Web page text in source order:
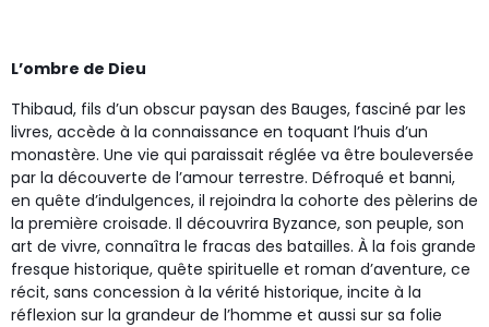
L’ombre de Dieu
Thibaud, fils d’un obscur paysan des Bauges, fasciné par les
livres, accède à la connaissance en toquant l’huis d’un
monastère. Une vie qui paraissait réglée va être bouleversée
par la découverte de l’amour terrestre. Défroqué et banni,
en quête d’indulgences, il rejoindra la cohorte des pèlerins de
la première croisade. Il découvrira Byzance, son peuple, son
art de vivre, connaîtra le fracas des batailles. À la fois grande
fresque historique, quête spirituelle et roman d’aventure, ce
récit, sans concession à la vérité historique, incite à la
réflexion sur la grandeur de l’homme et aussi sur sa folie